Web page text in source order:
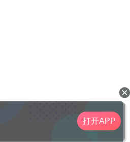
打开APP